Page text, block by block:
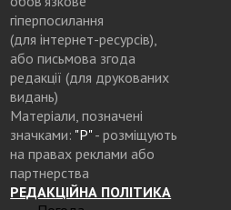
гіперпосилання
(для інтернет-ресурсів),
або письмова згода
редакції (для друкованих
видань)
Матеріали, позначені
значками: "Р"- розміщують
на правах реклами або
партнерства
РЕДАКЦІЙНА ПОЛІТИКА